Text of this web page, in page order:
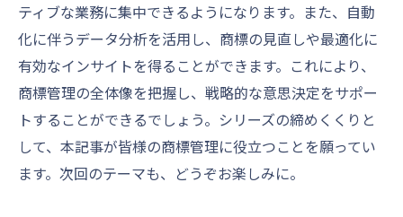
ティブな業務に集中できるようになります。また、自動
化に伴うデータ分析を活用し、商標の見直しや最適化に
有効なインサイトを得ることができます。これにより、
商標管理の全体像を把握し、戦略的な意思決定をサポー
トすることができるでしょう。シリーズの締めくくりと
して、本記事が皆様の商標管理に役立つことを願ってい
ます。次回のテーマも、どうぞお楽しみに。